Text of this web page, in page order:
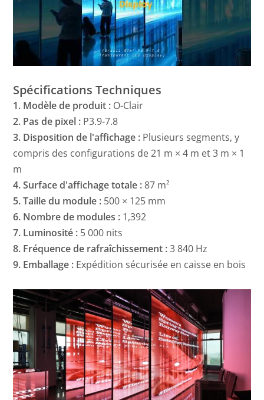
Spécifications Techniques
1. Modèle de produit : O-Clair
2. Pas de pixel : P3.9-7.8
3. Disposition de l'affichage : Plusieurs segments, y
compris des configurations de 21 m × 4 m et 3 m × 1
m
4. Surface d'affichage totale :87 m²
5. Taille du module : 500 × 125 mm
6. Nombre de modules : 1,392
7. Luminosité : 5 000 nits
8. Fréquence de rafraîchissement :3 840 Hz
9. Emballage : Expédition sécurisée en caisse en bois